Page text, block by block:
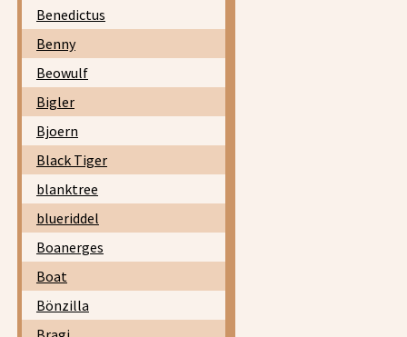
Benedictus
Benny
Beowulf
Bigler
Bjoern
Black Tiger
blanktree
blueriddel
Boanerges
Boat
Bönzilla